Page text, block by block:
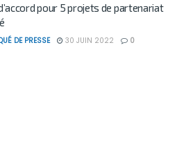
pour 5 projets de partenariat
DE PRESSE 30 JUIN 2022 0